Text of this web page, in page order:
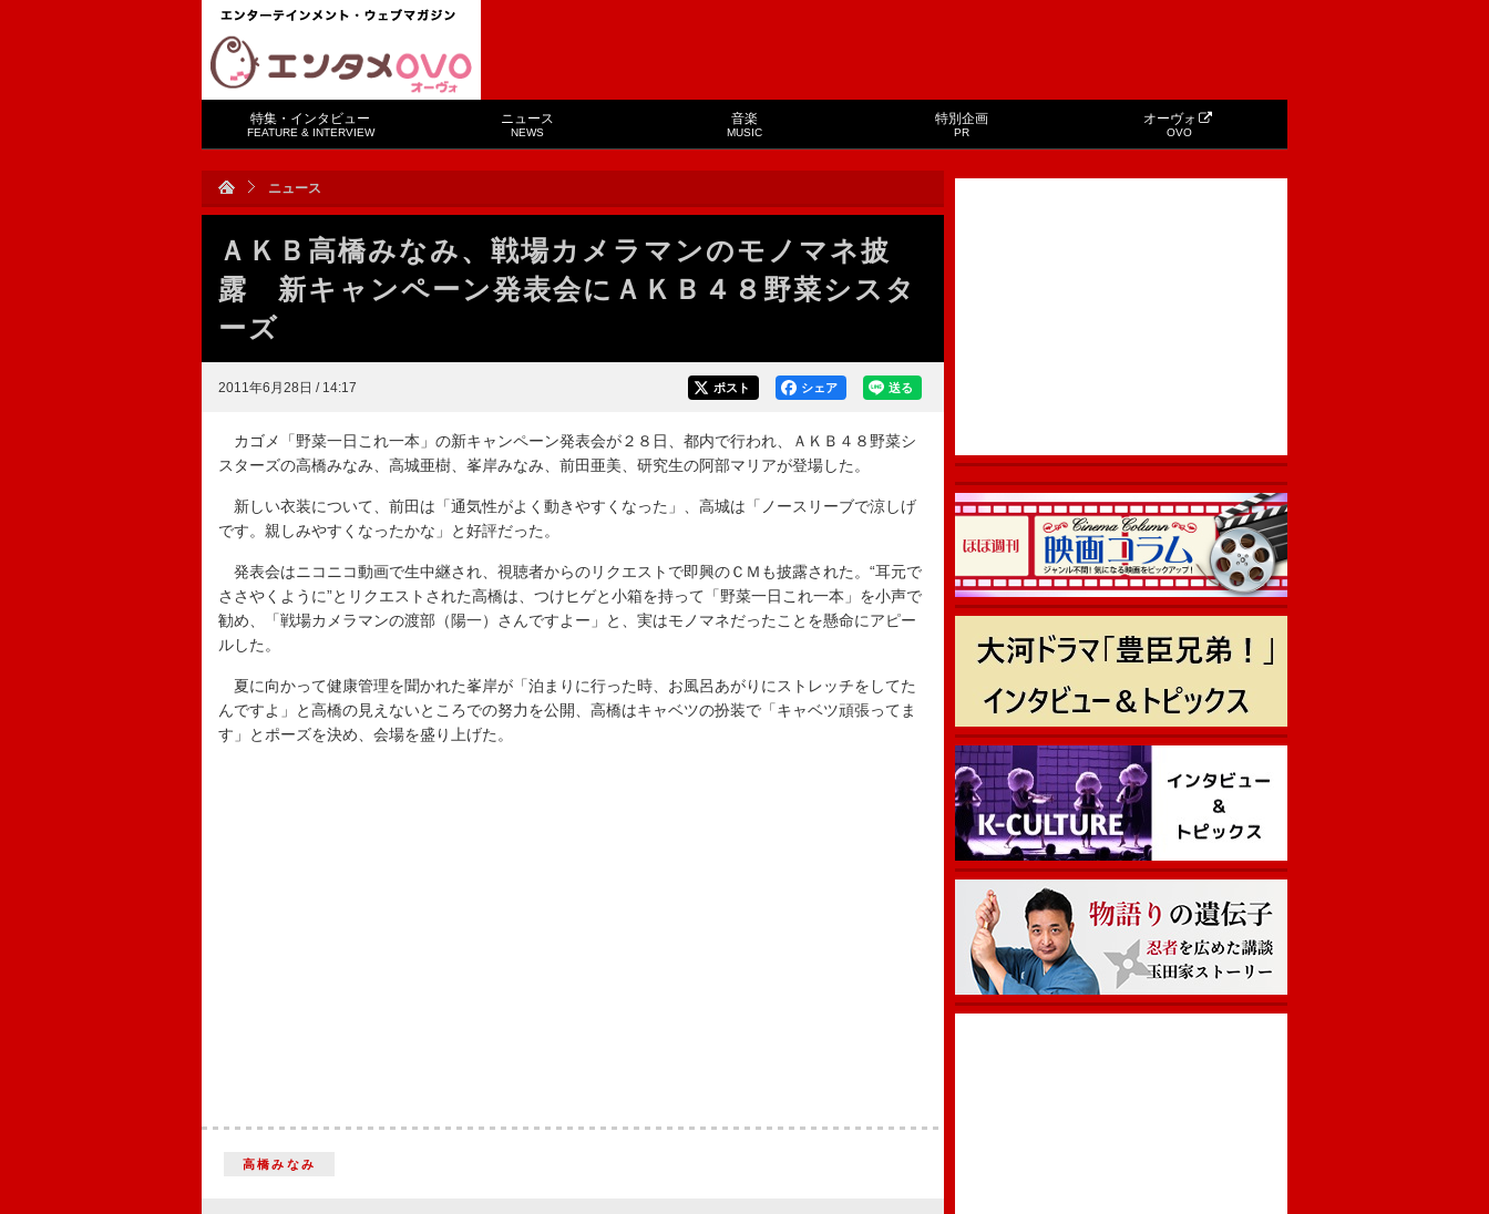
特集・インタビュー
FEATURE & INTERVIEW
ニュース
NEWS
音楽
MUSIC
特別企画
PR
オーヴォ
OVO
ニュース
ＡＫＢ高橋みなみ、戦場カメラマンのモノマネ披
露 新キャンペーン発表会にＡＫＢ４８野菜シスタ
ーズ
2011年6月28日 / 14:17 送る
シェア
ポスト
カゴメ「野菜一日これ一本」の新キャンペーン発表会が２８日、都内で行われ、ＡＫＢ４８野菜シ
スターズの高橋みなみ、高城亜樹、峯岸みなみ、前田亜美、研究生の阿部マリアが登場した。
新しい衣装について、前田は「通気性がよく動きやすくなった」、高城は「ノースリーブで涼しげ
です。親しみやすくなったかな」と好評だった。
発表会はニコニコ動画で生中継され、視聴者からのリクエストで即興のＣＭも披露された。“耳元で
ささやくように”とリクエストされた高橋は、つけヒゲと小箱を持って「野菜一日これ一本」を小声で
勧め、「戦場カメラマンの渡部（陽一）さんですよー」と、実はモノマネだったことを懸命にアピー
ルした。
夏に向かって健康管理を聞かれた峯岸が「泊まりに行った時、お風呂あがりにストレッチをしてた
んですよ」と高橋の見えないところでの努力を公開、高橋はキャベツの扮装で「キャベツ頑張ってま
す」とポーズを決め、会場を盛り上げた。
高橋みなみ